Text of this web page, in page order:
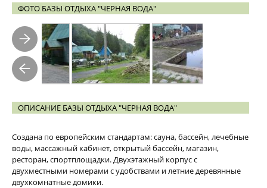
ФОТО БАЗЫ ОТДЫХА "ЧЕРНАЯ ВОДА"
ОПИСАНИЕ БАЗЫ ОТДЫХА "ЧЕРНАЯ ВОДА"
Создана по европейским стандартам: сауна, бассейн, лечебные
воды, массажный кабинет, открытый бассейн, магазин,
ресторан, спортплощадки. Двухэтажный корпус с
двухместными номерами с удобствами и летние деревянные
двухкомнатные домики.